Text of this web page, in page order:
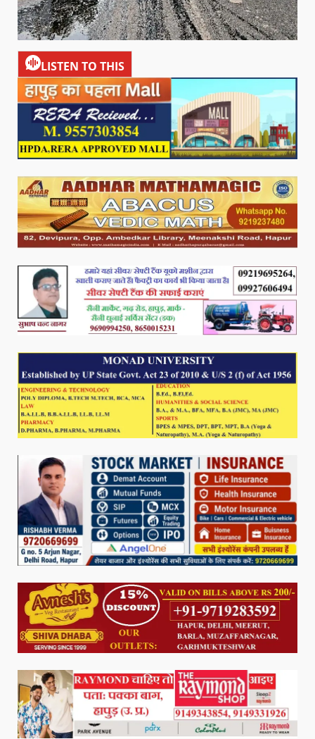
LISTEN TO THIS